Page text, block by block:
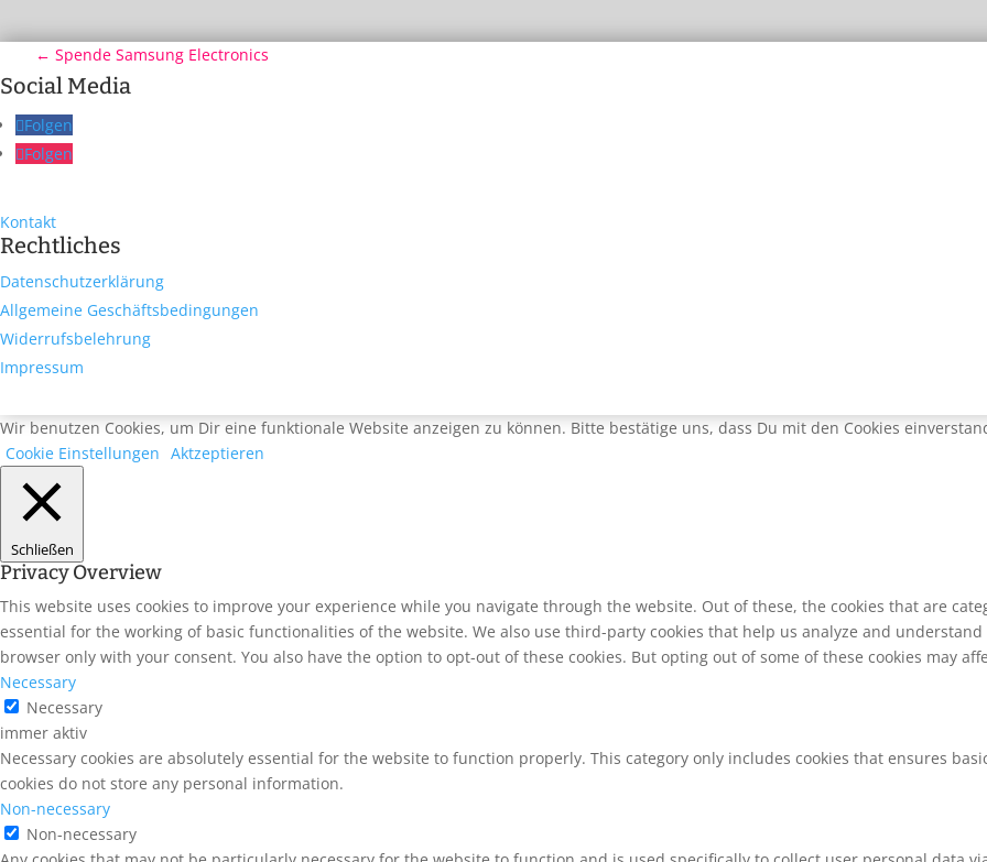
← Spende Samsung Electronics
Social Media
Folgen
Folgen
Kontakt
Rechtliches
Datenschutzerklärung
Allgemeine Geschäftsbedingungen
Widerrufsbelehrung
Impressum
Wir benutzen Cookies, um Dir eine funktionale Website anzeigen zu können. Bitte bestätige uns, dass Du mit den Cookies
Cookie Einstellungen Aktzeptieren
Schließen
Privacy Overview
This website uses cookies to improve your experience while you navigate through the website. Out of these, the cookies that are
essential for the working of basic functionalities of the website. We also use third-party cookies that help us analyze and
browser only with your consent. You also have the option to opt-out of these cookies. But opting out of some of these cookies may
Necessary
Necessary
immer aktiv
Necessary cookies are absolutely essential for the website to function properly. This category only includes cookies that ensures
cookies do not store any personal information.
Non-necessary
Non-necessary